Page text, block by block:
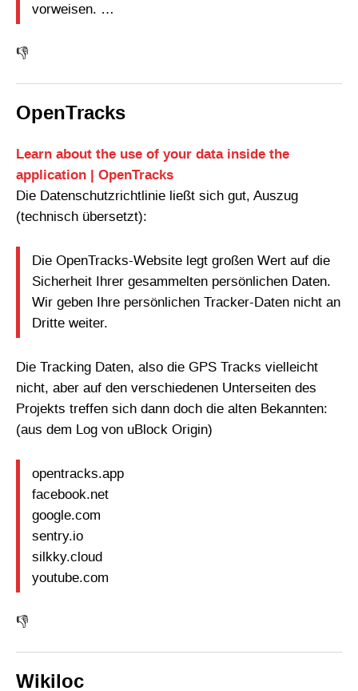
vorweisen. …
👎
OpenTracks
Learn about the use of your data inside the
application | OpenTracks
Die Datenschutzrichtlinie ließt sich gut, Auszug
(technisch übersetzt):
Die OpenTracks-Website legt großen Wert auf die
Sicherheit Ihrer gesammelten persönlichen Daten.
Wir geben Ihre persönlichen Tracker-Daten nicht an
Dritte weiter.
Die Tracking Daten, also die GPS Tracks vielleicht
nicht, aber auf den verschiedenen Unterseiten des
Projekts treffen sich dann doch die alten Bekannten:
(aus dem Log von uBlock Origin)
opentracks.app
facebook.net
google.com
sentry.io
silkky.cloud
youtube.com
👎
Wikiloc